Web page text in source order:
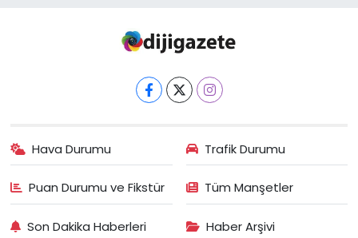
Hava Durumu Trafik Durumu
Puan Durumu ve Fikstür Tüm Manşetler
Son Dakika Haberleri Haber Arşivi